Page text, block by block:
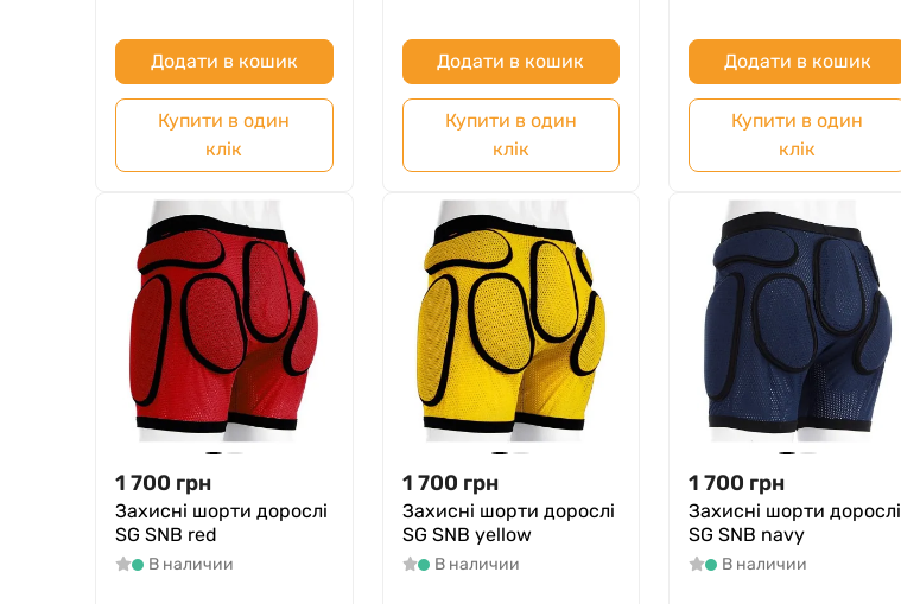
Додати в кошик
Купити в один
клік
Додати в кошик
Купити в один
клік
Додати в кошик
Купити в один
клік
1 700 грн
Захисні шорти дорослі
SG SNB red
В наличии
1 700 грн
Захисні шорти дорослі
SG SNB yellow
В наличии
1 700 грн
Захисні шорти дорослі
SG SNB navy
В наличии